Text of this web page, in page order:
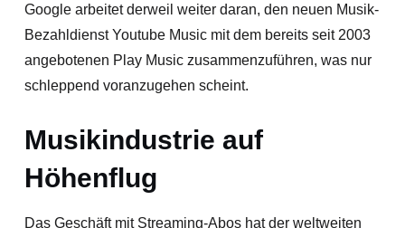
Google arbeitet derweil weiter daran, den neuen Musik-
Bezahldienst Youtube Music mit dem bereits seit 2003
angebotenen Play Music zusammenzuführen, was nur
schleppend voranzugehen scheint.
Musikindustrie auf
Höhenflug
Das Geschäft mit Streaming-Abos hat der weltweiten